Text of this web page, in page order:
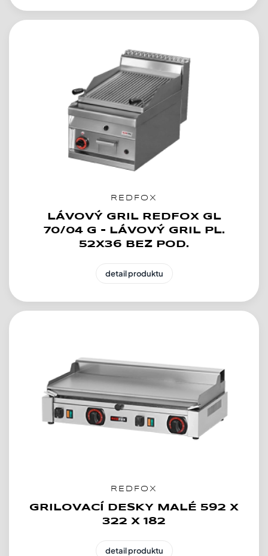
REDFOX
LÁVOVÝ GRIL REDFOX GL
70/04 G - LÁVOVÝ GRIL PL.
52X36 BEZ POD.
detail produktu
REDFOX
GRILOVACÍ DESKY MALÉ 592 X
322 X 182
detail produktu